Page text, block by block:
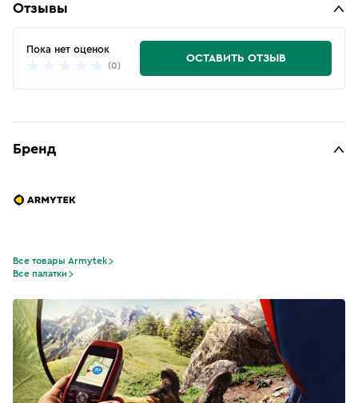
Отзывы
Пока нет оценок
(0)
ОСТАВИТЬ ОТЗЫВ
Бренд
Все товары Armytek
Все палатки